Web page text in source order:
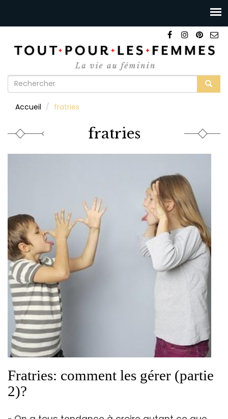
Formulaire
recherche
Accueil fratries
fratries
Fratries: comment les gérer (partie
2)?